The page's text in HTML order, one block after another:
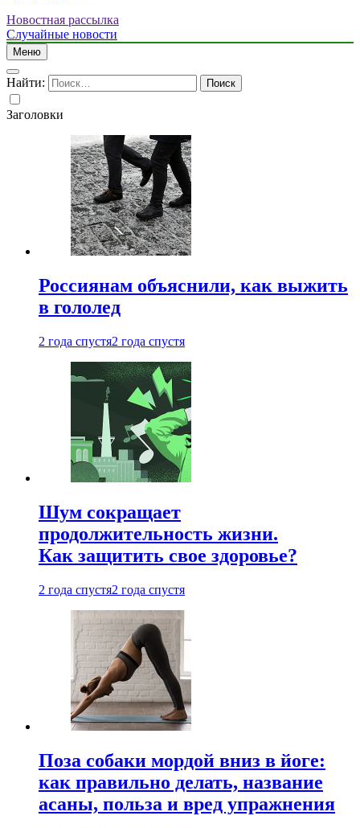
Новостная рассылка
Случайные новости
Меню
Найти:
Заголовки
Россиянам объяснили, как выжить
в гололед
2 года спустя2 года спустя
Шум сокращает
продолжительность жизни.
Как защитить свое здоровье?
2 года спустя2 года спустя
Поза собаки мордой вниз в йоге:
как правильно делать, название
асаны, польза и вред упражнения